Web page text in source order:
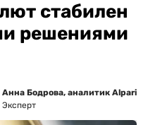
стабилен
решениями
Анна Бодрова, аналитик Alpari
Эксперт